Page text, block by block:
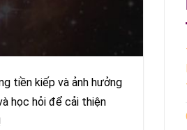
tiền kiếp và ảnh hưởng
học hỏi để cải thiện